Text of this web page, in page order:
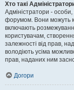
Хто такі
Адміністратори -
форумом. Вони можуть
включають
користувачам,
залежності від прав,
володіють усіма
прав, наданих ним
Догори